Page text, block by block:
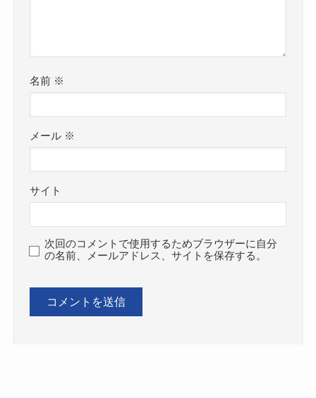
名前 ※
メール ※
サイト
次回のコメントで使用するためブラウザーに自分
の名前、メールアドレス、サイトを保存する。